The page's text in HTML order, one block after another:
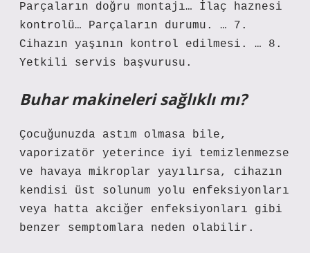
Parçaların doğru montajı… İlaç haznesi
kontrolü… Parçaların durumu. … 7.
Cihazın yaşının kontrol edilmesi. … 8.
Yetkili servis başvurusu.
Buhar makineleri sağlıklı mı?
Çocuğunuzda astım olmasa bile,
vaporizatör yeterince iyi temizlenmezse
ve havaya mikroplar yayılırsa, cihazın
kendisi üst solunum yolu enfeksiyonları
veya hatta akciğer enfeksiyonları gibi
benzer semptomlara neden olabilir.